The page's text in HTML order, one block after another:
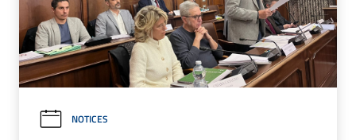
NOTICES